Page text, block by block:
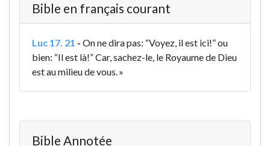
Bible en français courant
Luc 17. 21 - On ne dira pas: “Voyez, il est ici!” ou
bien: “Il est là!” Car, sachez-le, le Royaume de Dieu
est au milieu de vous. »
Bible Annotée